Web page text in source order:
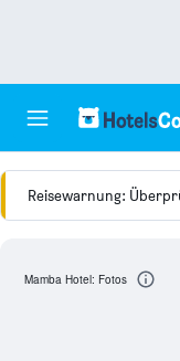
Reisewarnung:
Mamba Hotel: Fotos